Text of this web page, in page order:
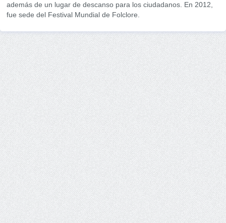
además de un lugar de descanso para los ciudadanos. En 2012,
fue sede del Festival Mundial de Folclore.